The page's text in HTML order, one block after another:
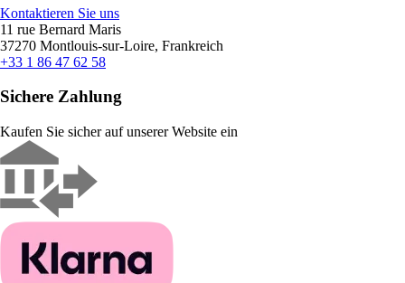
Kontaktieren Sie uns
11 rue Bernard Maris
37270 Montlouis-sur-Loire, Frankreich
+33 1 86 47 62 58
Sichere Zahlung
Kaufen Sie sicher auf unserer Website ein